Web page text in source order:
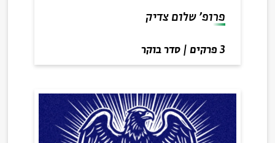
פרופ' שלום צדיק
3 פרקים | סדר בוקר